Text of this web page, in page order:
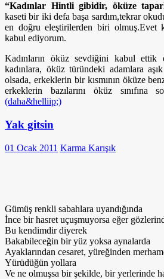
“Kadınlar Hintli gibidir, öküze
kaseti bir iki defa başa sardım,tekrar
en doğru eleştirilerden biri olmuş.Evet
kabul ediyorum.
Kadınların öküz sevdiğini kabul ettik
kadınlara, öküz türündeki adamlara
olsada, erkeklerin bir kısmının öküze
erkeklerin bazılarını öküz
(daha&helliip;)
Yak gitsin
01 Ocak 2011 Karma Karışık
Gümüş renkli sabahlara uyandığında
İnce bir hasret uçuşmuyorsa eğer
Bu kendimdir diyerek
Bakabileceğin bir yüz yoksa aynalarda
Ayaklarından cesaret, yüreğinden
Yürüdüğün yollara
Ve ne olmuşsa bir şekilde, bir yerlerinde